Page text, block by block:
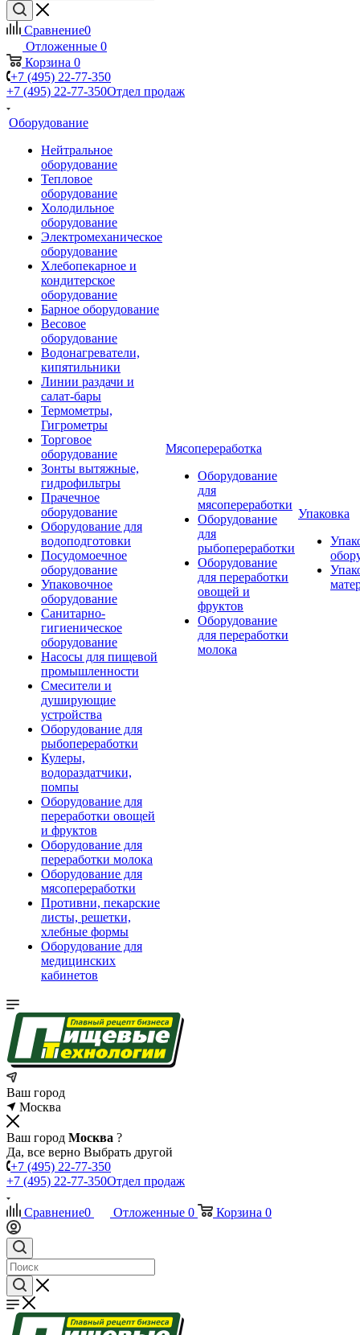
Сравнение0
Отложенные 0
Корзина 0
+7 (495) 22-77-350
+7 (495) 22-77-350Отдел продаж
Оборудование
Нейтральное
оборудование
Тепловое
оборудование
Холодильное
оборудование
Электромеханическое
оборудование
Хлебопекарное и
кондитерское
оборудование
Барное оборудование
Весовое
оборудование
Водонагреватели,
кипятильники
Линии раздачи и
салат-бары
Термометры,
Гигрометры
Торговое
оборудование
Зонты вытяжные,
гидрофильтры
Прачечное
оборудование
Оборудование для
водоподготовки
Посудомоечное
оборудование
Упаковочное
оборудование
Санитарно-
гигиеническое
оборудование
Насосы для пищевой
промышленности
Смесители и
душирующие
устройства
Оборудование для
рыбопереработки
Кулеры,
водораздатчики,
помпы
Оборудование для
переработки овощей
и фруктов
Оборудование для
переработки молока
Оборудование для
мясопереработки
Противни, пекарские
листы, решетки,
хлебные формы
Оборудование для
медицинских
кабинетов
Мясопереработка
Оборудование
для
мясопереработки
Оборудование
для
рыбопереработки
Оборудование
для переработки
овощей и
фруктов
Оборудование
для переработки
молока
Упаковка
Ваш город
Москва
Ваш город Москва ?
Да, все верно Выбрать другой
+7 (495) 22-77-350
+7 (495) 22-77-350Отдел продаж
Сравнение0 Отложенные 0 Корзина 0